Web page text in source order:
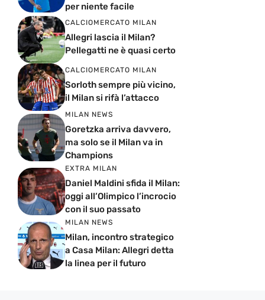
per niente facile
CALCIOMERCATO MILAN
Allegri lascia il Milan?
Pellegatti ne è quasi certo
CALCIOMERCATO MILAN
Sorloth sempre più vicino,
il Milan si rifà l’attacco
MILAN NEWS
Goretzka arriva davvero,
ma solo se il Milan va in
Champions
EXTRA MILAN
Daniel Maldini sfida il Milan:
oggi all’Olimpico l’incrocio
con il suo passato
MILAN NEWS
Milan, incontro strategico
a Casa Milan: Allegri detta
la linea per il futuro